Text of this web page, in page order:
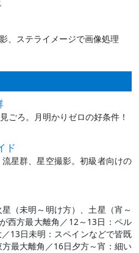
、ステライメージで画像処理
ごろ。月明かりゼロの好条件！
ド
星群、星空撮影。初級者向けの
（未明～明け方）、土星（宵～
西方最大離角／12～13日：ペル
13日未明：スペインなどで皆既
最大離角／16日夕方～宵：細い